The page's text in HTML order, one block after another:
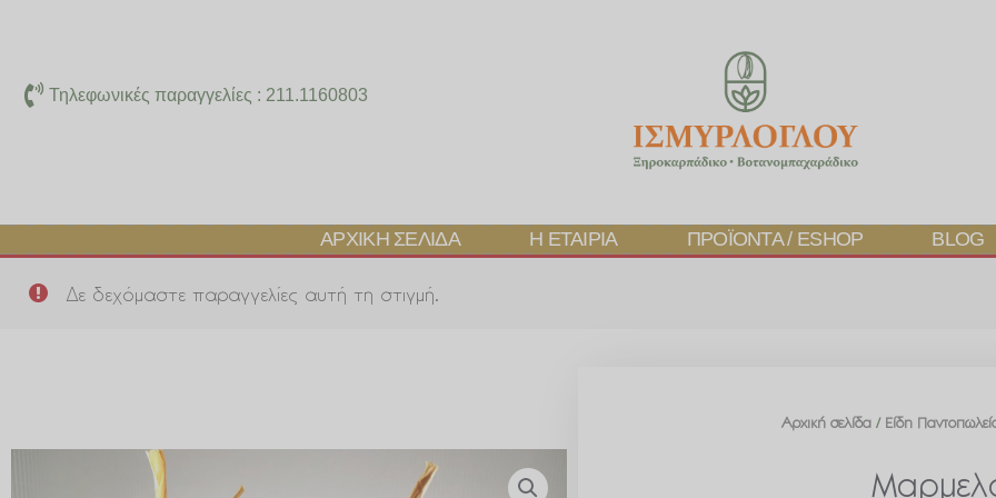
περιεχόμενο
Τηλεφωνικές παραγγελίες : 211.1160803
ΑΡΧΙΚΉ ΣΕΛΊΔΑ Η ΕΤΑΙΡΊΑ ΠΡΟΪΌΝΤΑ / ESHOP BLOG
Δε δεχόμαστε παραγγελίες αυτή τη στιγμή.
Αρχική σελίδα/ Είδη